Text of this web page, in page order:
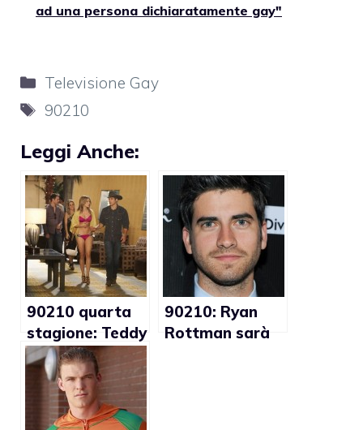
ad una persona dichiaratamente gay"
Categorie
Televisione Gay
Tag
90210
Leggi Anche:
90210 quarta
stagione: Teddy
e Shane si
sposano
90210: Ryan
Rottman sarà